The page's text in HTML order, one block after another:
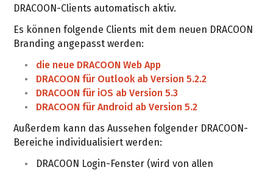
DRACOON-Clients automatisch aktiv.
Es können folgende Clients mit dem neuen DRACOON
Branding angepasst werden:
die neue DRACOON Web App
DRACOON für Outlook ab Version 5.2.2
DRACOON für iOS ab Version 5.3
DRACOON für Android ab Version 5.2
Außerdem kann das Aussehen folgender DRACOON-
Bereiche individualisiert werden:
DRACOON Login-Fenster (wird von allen